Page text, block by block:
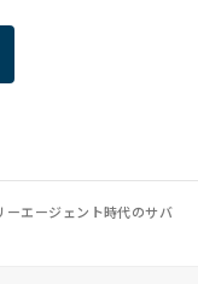
ーエージェント時代のサバ